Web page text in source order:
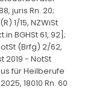
juris Rn. 20;
1/15, NZWiSt
BGHSt 61, 92];
(Brfg) 2/62,
2019 - NotSt
für Heilberufe
18010 Rn. 60